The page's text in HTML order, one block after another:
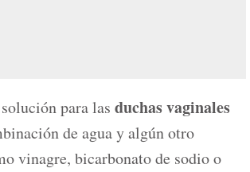
para las duchas vaginales
de agua y algún otro
vinagre, bicarbonato de sodio o